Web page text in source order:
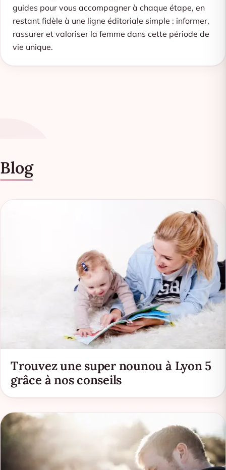
guides pour vous accompagner à chaque étape, en
restant fidèle à une ligne éditoriale simple : informer,
rassurer et valoriser la femme dans cette période de
vie unique.
Blog
Trouvez une super nounou à Lyon 5
grâce à nos conseils